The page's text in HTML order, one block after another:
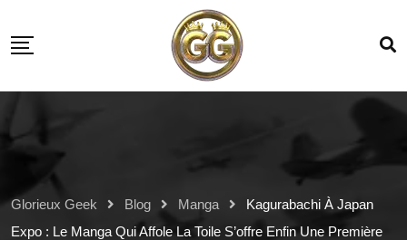
Glorieux Geek Blog Manga
Kagurabachi À Japan
Expo : Le Manga Qui Affole La Toile S’offre Enfin Une Première